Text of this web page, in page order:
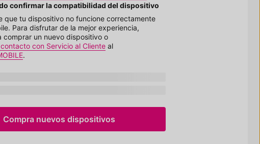
confirmar la compatibilidad del dispositivo
que tu dispositivo no funcione correctamente
. Para disfrutar de la mejor experiencia,
comprar un nuevo dispositivo o
con Servicio al Cliente al
.
Compra nuevos dispositivos